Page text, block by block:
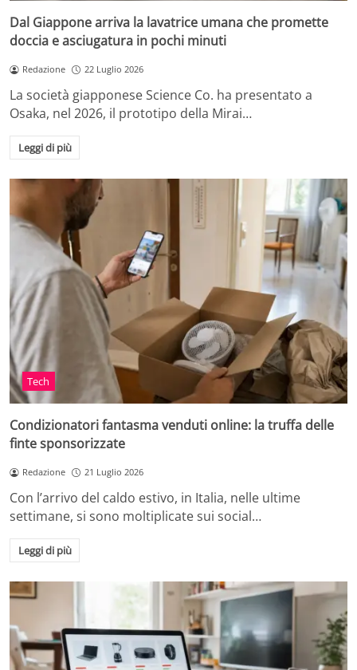
Dal Giappone arriva la lavatrice umana che promette
doccia e asciugatura in pochi minuti
Redazione 22 Luglio 2026
La società giapponese Science Co. ha presentato a
Osaka, nel 2026, il prototipo della Mirai…
Leggi di più
Tech
Condizionatori fantasma venduti online: la truffa delle
finte sponsorizzate
Redazione 21 Luglio 2026
Con l’arrivo del caldo estivo, in Italia, nelle ultime
settimane, si sono moltiplicate sui social…
Leggi di più